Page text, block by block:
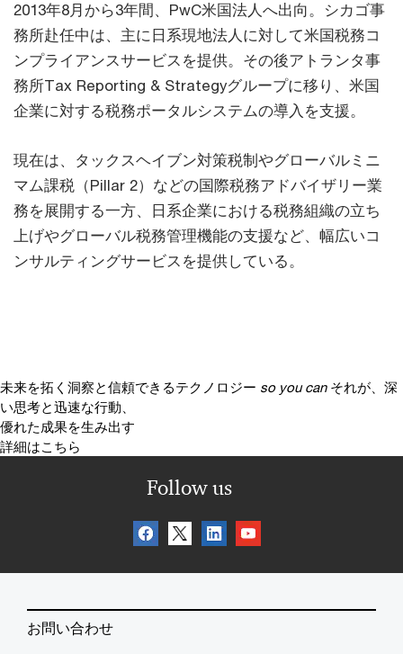
2013年8月から3年間、PwC米国法人へ出向。シカゴ事
務所赴任中は、主に日系現地法人に対して米国税務コ
ンプライアンスサービスを提供。その後アトランタ事
務所Tax Reporting & Strategyグループに移り、米国
企業に対する税務ポータルシステムの導入を支援。
現在は、タックスヘイブン対策税制やグローバルミニ
マム課税（Pillar 2）などの国際税務アドバイザリー業
務を展開する一方、日系企業における税務組織の立ち
上げやグローバル税務管理機能の支援など、幅広いコ
ンサルティングサービスを提供している。
未来を拓く洞察と信頼できるテクノロジー so you can それが、深
い思考と迅速な行動、
優れた成果を生み出す
詳細はこちら
Follow us
お問い合わせ